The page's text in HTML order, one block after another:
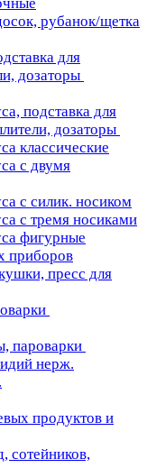
рубанок/щетка
для
дозаторы
подставка для
дозаторы
классические
с двумя
с силик. носиком
с тремя носиками
фигурные
приборов
пресс для
пароварки
нерж.
продуктов и
сотейников,